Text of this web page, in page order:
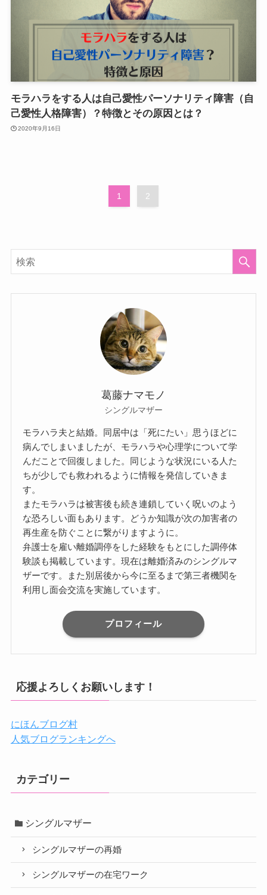
モラハラをする人は自己愛性パーソナリティ障害（自
己愛性人格障害）？特徴とその原因とは？
2020年9月16日
1 2
葛藤ナマモノ
シングルマザー
モラハラ夫と結婚。同居中は「死にたい」思うほどに
病んでしまいましたが、モラハラや心理学について学
んだことで回復しました。同じような状況にいる人た
ちが少しでも救われるように情報を発信していきま
す。
またモラハラは被害後も続き連鎖していく呪いのよう
な恐ろしい面もあります。どうか知識が次の加害者の
再生産を防ぐことに繋がりますように。
弁護士を雇い離婚調停をした経験をもとにした調停体
験談も掲載しています。現在は離婚済みのシングルマ
ザーです。また別居後から今に至るまで第三者機関を
利用し面会交流を実施しています。
プロフィール
応援よろしくお願いします！
にほんブログ村
人気ブログランキングへ
カテゴリー
シングルマザー
シングルマザーの再婚
シングルマザーの在宅ワーク